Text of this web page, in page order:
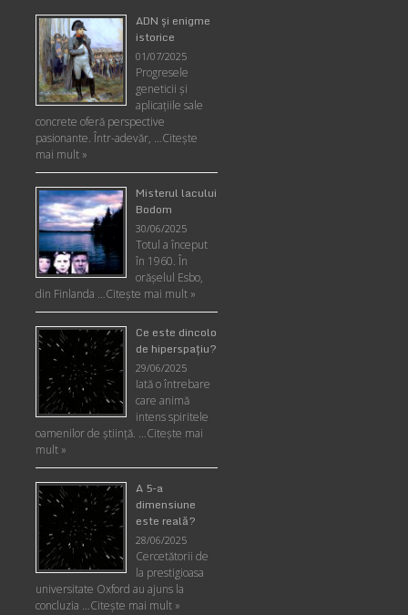
ADN şi enigme
istorice
01/07/2025
Progresele
geneticii şi
aplicaţiile sale
concrete oferă perspective
pasionante. Într-adevăr, …Citește
mai mult »
Misterul lacului
Bodom
30/06/2025
Totul a început
în 1960. În
orășelul Esbo,
din Finlanda …Citește mai mult »
Ce este dincolo
de hiperspaţiu?
29/06/2025
Iată o întrebare
care animă
intens spiritele
oamenilor de ştiinţă. …Citește mai
mult »
A 5-a
dimensiune
este reală?
28/06/2025
Cercetătorii de
la prestigioasa
universitate Oxford au ajuns la
concluzia …Citește mai mult »